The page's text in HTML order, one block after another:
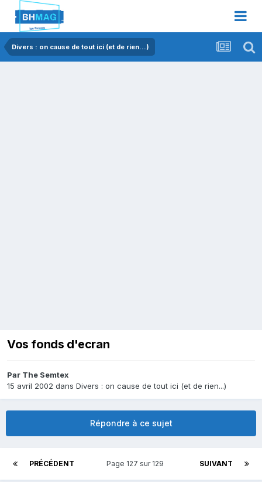
Divers : on cause de tout ici (et de rien...)
Vos fonds d'ecran
Par The Semtex
15 avril 2002 dans Divers : on cause de tout ici (et de rien...)
Répondre à ce sujet
PRÉCÉDENT SUIVANT
Page 127 sur 129